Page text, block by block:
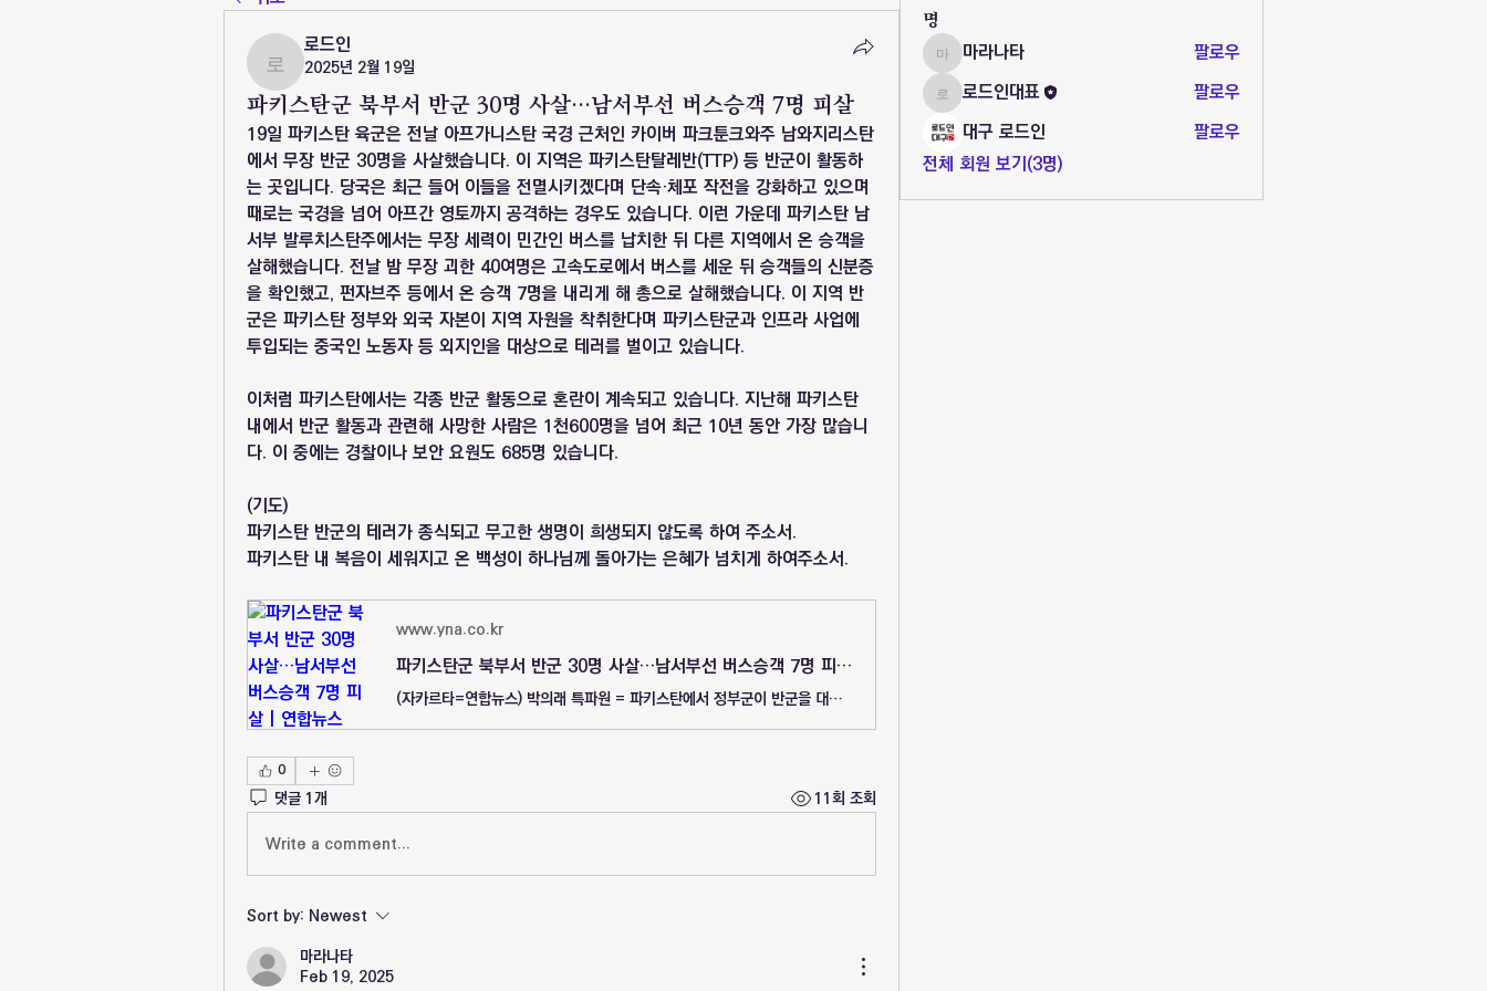
로드인
로드인
2025년 2월 19일
파키스탄군 북부서 반군 30명 사살…남서부선 버스승객 7명 피살
19일 파키스탄 육군은 전날 아프가니스탄 국경 근처인 카이버 파크툰크와주 남와지리스탄
에서 무장 반군 30명을 사살했습니다. 이 지역은 파키스탄탈레반(TTP) 등 반군이 활동하
는 곳입니다. 당국은 최근 들어 이들을 전멸시키겠다며 단속·체포 작전을 강화하고 있으며
때로는 국경을 넘어 아프간 영토까지 공격하는 경우도 있습니다. 이런 가운데 파키스탄 남
서부 발루치스탄주에서는 무장 세력이 민간인 버스를 납치한 뒤 다른 지역에서 온 승객을
살해했습니다. 전날 밤 무장 괴한 40여명은 고속도로에서 버스를 세운 뒤 승객들의 신분증
을 확인했고, 펀자브주 등에서 온 승객 7명을 내리게 해 총으로 살해했습니다. 이 지역 반
군은 파키스탄 정부와 외국 자본이 지역 자원을 착취한다며 파키스탄군과 인프라 사업에
투입되는 중국인 노동자 등 외지인을 대상으로 테러를 벌이고 있습니다.
이처럼 파키스탄에서는 각종 반군 활동으로 혼란이 계속되고 있습니다. 지난해 파키스탄
내에서 반군 활동과 관련해 사망한 사람은 1천600명을 넘어 최근 10년 동안 가장 많습니
다. 이 중에는 경찰이나 보안 요원도 685명 있습니다.
(기도)
파키스탄 반군의 테러가 종식되고 무고한 생명이 희생되지 않도록 하여 주소서.
파키스탄 내 복음이 세워지고 온 백성이 하나님께 돌아가는 은혜가 넘치게 하여주소서.
www.yna.co.kr
파키스탄군 북부서 반군 30명 사살…남서부선 버스승객 7명 피살 | 연합뉴스
(자카르타=연합뉴스) 박의래 특파원 = 파키스탄에서 정부군이 반군을 대거 사살하고, 무장단체는 민간이 탄 버스를 세우고 승객들을 살해하는 등 혼...
0
댓글 1개
11회 조회
Write a comment...
Sort by: Newest
마라나타
Feb 19, 2025
명
마라나타마라나타 팔로우
로드인대표
로드인대표
팔로우
대구 로드인
팔로우
전체 회원 보기(3명)